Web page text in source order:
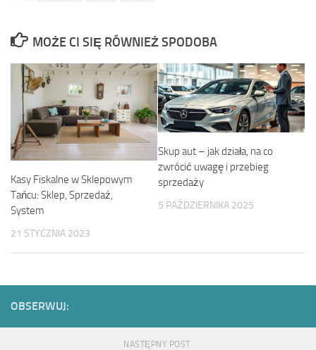
MOŻE CI SIĘ RÓWNIEŻ SPODOBA
Kasy Fiskalne w Sklepowym
Tańcu: Sklep, Sprzedaż,
System
21 STYCZNIA 2023
Skup aut – jak działa, na co
zwrócić uwagę i przebieg
sprzedaży
5 PAŹDZIERNIKA 2025
OBSERWUJ:
NASTĘPNY POST